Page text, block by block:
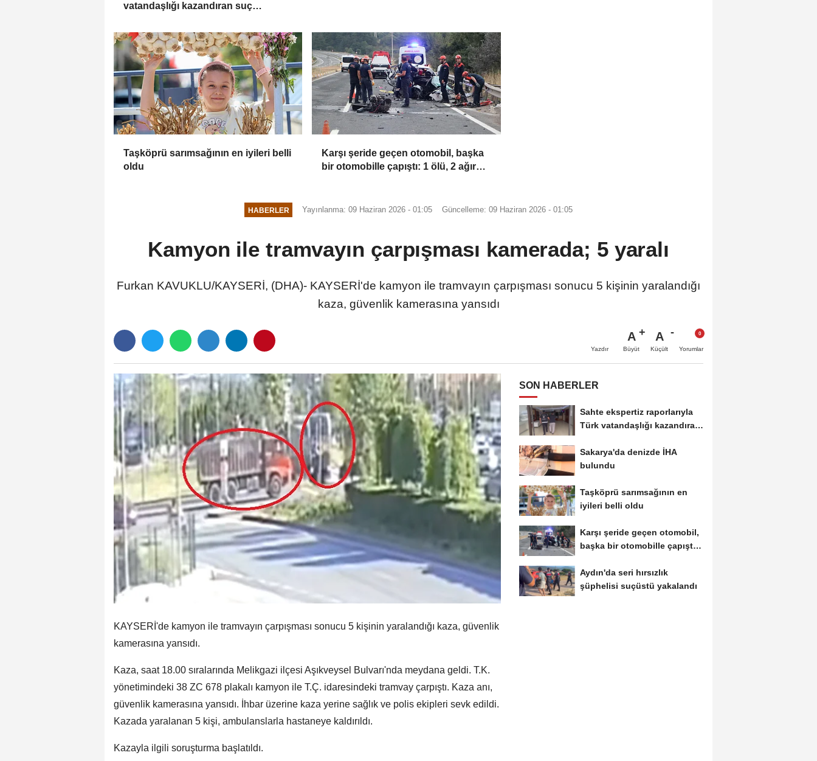
vatandaşlığı kazandıran suç
Taşköprü sarımsağının en iyileri belli
oldu
Karşı şeride geçen otomobil, başka
bir otomobille çapıştı: 1 ölü, 2 ağır
HABERLER Yayınlanma: 09 Haziran 2026 - 01:05 Güncelleme: 09 Haziran 2026 - 01:05
Kamyon ile tramvayın çarpışması kamerada; 5 yaralı
Furkan KAVUKLU/KAYSERİ, (DHA)- KAYSERİ'de kamyon ile tramvayın çarpışması sonucu 5 kişinin yaralandığı
kaza, güvenlik kamerasına yansıdı
Yazdır
A
Büyüt
A
Küçült Yorumlar
KAYSERİ'de kamyon ile tramvayın çarpışması sonucu 5 kişinin yaralandığı kaza, güvenlik
kamerasına yansıdı.
Kaza, saat 18.00 sıralarında Melikgazi ilçesi Aşıkveysel Bulvarı'nda meydana geldi. T.K.
yönetimindeki 38 ZC 678 plakalı kamyon ile T.Ç. idaresindeki tramvay çarpıştı. Kaza anı,
güvenlik kamerasına yansıdı. İhbar üzerine kaza yerine sağlık ve polis ekipleri sevk edildi.
Kazada yaralanan 5 kişi, ambulanslarla hastaneye kaldırıldı.
Kazayla ilgili soruşturma başlatıldı.
SON HABERLER
Sahte ekspertiz raporlarıyla
Türk vatandaşlığı kazandıran
Sakarya'da denizde İHA
bulundu
Taşköprü sarımsağının en
iyileri belli oldu
Karşı şeride geçen otomobil,
başka bir otomobille çapıştı:
Aydın'da seri hırsızlık
şüphelisi suçüstü yakalandı